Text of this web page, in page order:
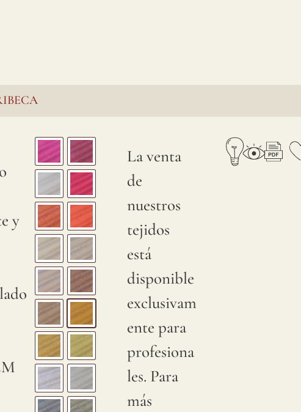
y
La venta
de
nuestros
tejidos
está
disponible
exclusivam
ente para
profesiona
les. Para
más